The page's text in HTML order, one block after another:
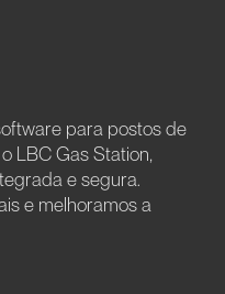
para postos de
LBC Gas Station,
e segura.
e melhoramos a